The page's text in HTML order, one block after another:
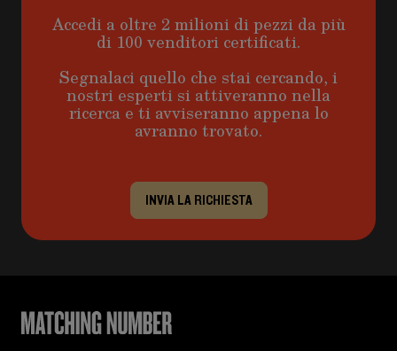
Accedi a oltre 2 milioni di pezzi da più
di 100 venditori certificati.
Segnalaci quello che stai cercando, i
nostri esperti si attiveranno nella
ricerca e ti avviseranno appena lo
avranno trovato.
INVIA LA RICHIESTA